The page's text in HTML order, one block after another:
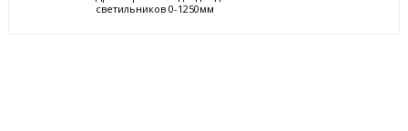
светильников 0-1250мм